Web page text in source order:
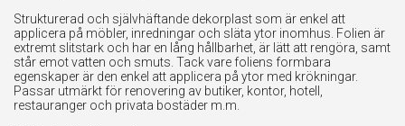
Strukturerad och självhäftande dekorplast som är enkel att
applicera på möbler, inredningar och släta ytor inomhus. Folien är
extremt slitstark och har en lång hållbarhet, är lätt att rengöra, samt
står emot vatten och smuts. Tack vare foliens formbara
egenskaper är den enkel att applicera på ytor med krökningar.
Passar utmärkt för renovering av butiker, kontor, hotell,
restauranger och privata bostäder m.m.